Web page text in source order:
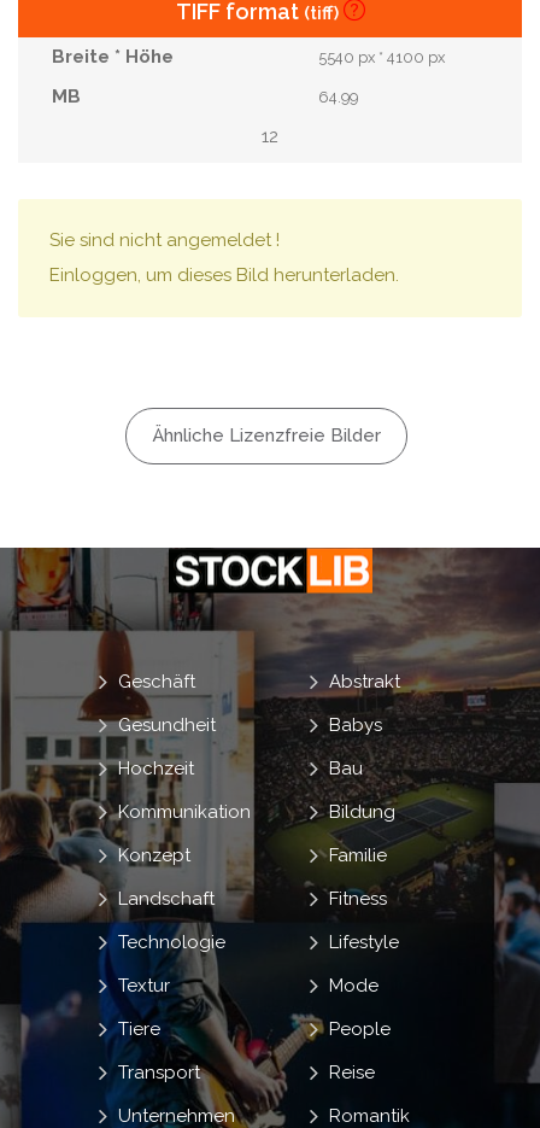
TIFF format (tiff)
5540 px * 4100 px
64.99
12
Sie sind nicht angemeldet !
Einloggen, um dieses Bild herunterladen.
Ähnliche Lizenzfreie Bilder
Abstrakt
Babys
Bau
Bildung
Familie
Fitness
Geschäft
Gesundheit
Hochzeit
Kommunikation
Konzept
Landschaft
Lifestyle
Mode
People
Reise
Romantik
Technologie
Textur
Tiere
Transport
Unternehmen